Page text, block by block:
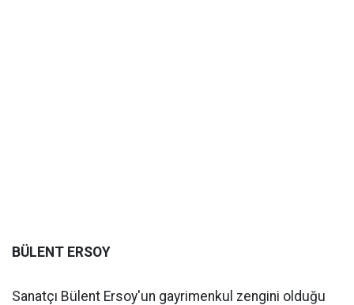
BÜLENT ERSOY
Sanatçı Bülent Ersoy'un gayrimenkul zengini olduğu